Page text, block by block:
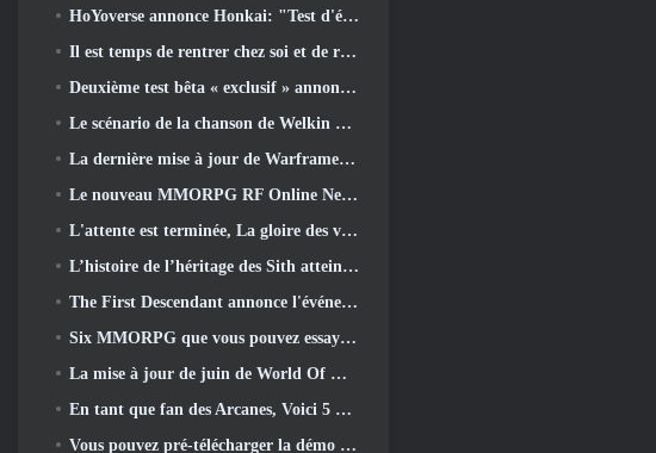
HoYoverse annonce Honkai: "Test d'évolution" de l'anime Nexus
Il est temps de rentrer chez soi et de restaurer la retraite heureuse là où les vents se rencontrent
Deuxième test bêta « exclusif » annoncé pour les tireurs de survie en équipe qui prennent du temps
Le scénario de la chanson de Welkin Moon de Genshin Impact touche à sa fin.. Sur la Lune
La dernière mise à jour de Warframe célèbre tous les papas de l'espace
Le nouveau MMORPG RF Online Next sur le thème Mech de Netmarble sera lancé à l'échelle mondiale
L'attente est terminée, La gloire des vaincus est revenue
L’histoire de l’héritage des Sith atteint sa conclusion aujourd’hui dans la dernière mise à jour de SWTOR
The First Descendant annonce l'événement de collaboration EVANGELION
Six MMORPG que vous pouvez essayer pendant le Steam Next Fest
La mise à jour de juin de World Of Warships célèbre le jour de l'indépendance des États-Unis avec une nouvelle campagne narrative
En tant que fan des Arcanes, Voici 5 Choses que je veux voir du MMO Riot
Vous pouvez pré-télécharger la démo Steam Next Fest de Embers Of The Uncrowned demain